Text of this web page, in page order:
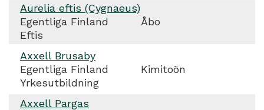
Aurelia eftis (Cygnaeus)
Egentliga Finland
Åbo
Eftis
Axxell Brusaby
Egentliga Finland
Kimitoön
Yrkesutbildning
Axxell Pargas